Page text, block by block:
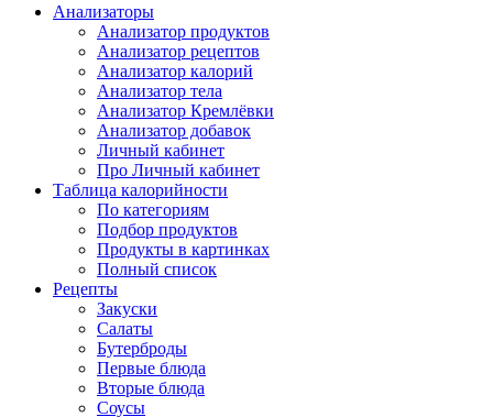
Анализаторы
Анализатор продуктов
Анализатор рецептов
Анализатор калорий
Анализатор тела
Анализатор Кремлёвки
Анализатор добавок
Личный кабинет
Про Личный кабинет
Таблица калорийности
По категориям
Подбор продуктов
Продукты в картинках
Полный список
Рецепты
Закуски
Салаты
Бутерброды
Первые блюда
Вторые блюда
Соусы